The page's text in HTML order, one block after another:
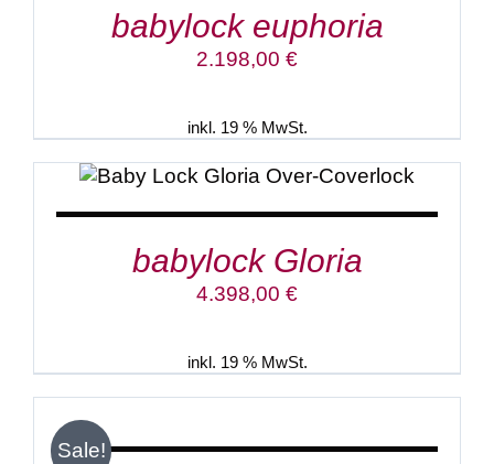
babylock euphoria
2.198,00 €
inkl. 19 % MwSt.
IN DEN WARENKORB / DETAILS
babylock Gloria
4.398,00 €
inkl. 19 % MwSt.
Sale!
IN